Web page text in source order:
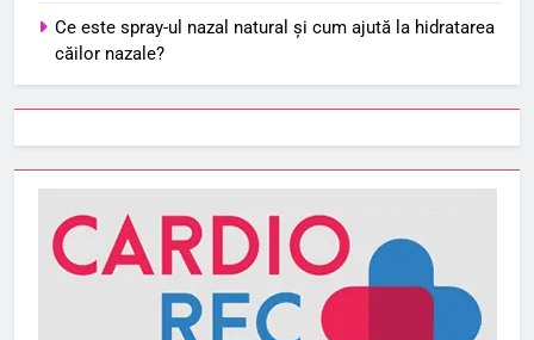
Ce este spray-ul nazal natural și cum ajută la hidratarea
căilor nazale?